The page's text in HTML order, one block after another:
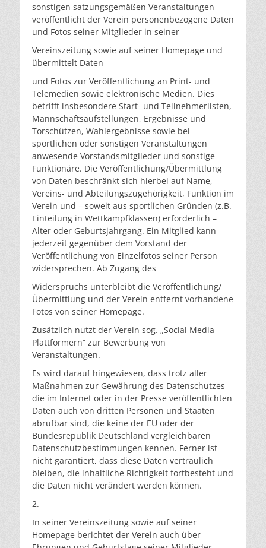
sonstigen satzungsgemäßen Veranstaltungen
veröffentlicht der Verein personenbezogene Daten
und Fotos seiner Mitglieder in seiner
Vereinszeitung sowie auf seiner Homepage und
übermittelt Daten
und Fotos zur Veröffentlichung an Print- und
Telemedien sowie elektronische Medien. Dies
betrifft insbesondere Start- und Teilnehmerlisten,
Mannschaftsaufstellungen, Ergebnisse und
Torschützen, Wahlergebnisse sowie bei
sportlichen oder sonstigen Veranstaltungen
anwesende Vorstandsmitglieder und sonstige
Funktionäre. Die Veröffentlichung/Übermittlung
von Daten beschränkt sich hierbei auf Name,
Vereins- und Abteilungszugehörigkeit, Funktion im
Verein und – soweit aus sportlichen Gründen (z.B.
Einteilung in Wettkampfklassen) erforderlich –
Alter oder Geburtsjahrgang. Ein Mitglied kann
jederzeit gegenüber dem Vorstand der
Veröffentlichung von Einzelfotos seiner Person
widersprechen. Ab Zugang des
Widerspruchs unterbleibt die Veröffentlichung/
Übermittlung und der Verein entfernt vorhandene
Fotos von seiner Homepage.
Zusätzlich nutzt der Verein sog. „Social Media
Plattformern“ zur Bewerbung von
Veranstaltungen.
Es wird darauf hingewiesen, dass trotz aller
Maßnahmen zur Gewährung des Datenschutzes
die im Internet oder in der Presse veröffentlichten
Daten auch von dritten Personen und Staaten
abrufbar sind, die keine der EU oder der
Bundesrepublik Deutschland vergleichbaren
Datenschutzbestimmungen kennen. Ferner ist
nicht garantiert, dass diese Daten vertraulich
bleiben, die inhaltliche Richtigkeit fortbesteht und
die Daten nicht verändert werden können.
2.
In seiner Vereinszeitung sowie auf seiner
Homepage berichtet der Verein auch über